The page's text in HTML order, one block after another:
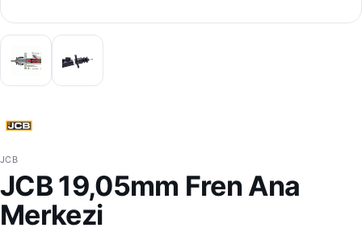
JCB
JCB 19,05mm Fren Ana
Merkezi